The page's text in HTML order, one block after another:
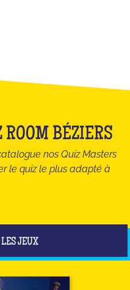
BÉZIERS
nos Quiz Masters
le quiz le plus adapté à
JEUX